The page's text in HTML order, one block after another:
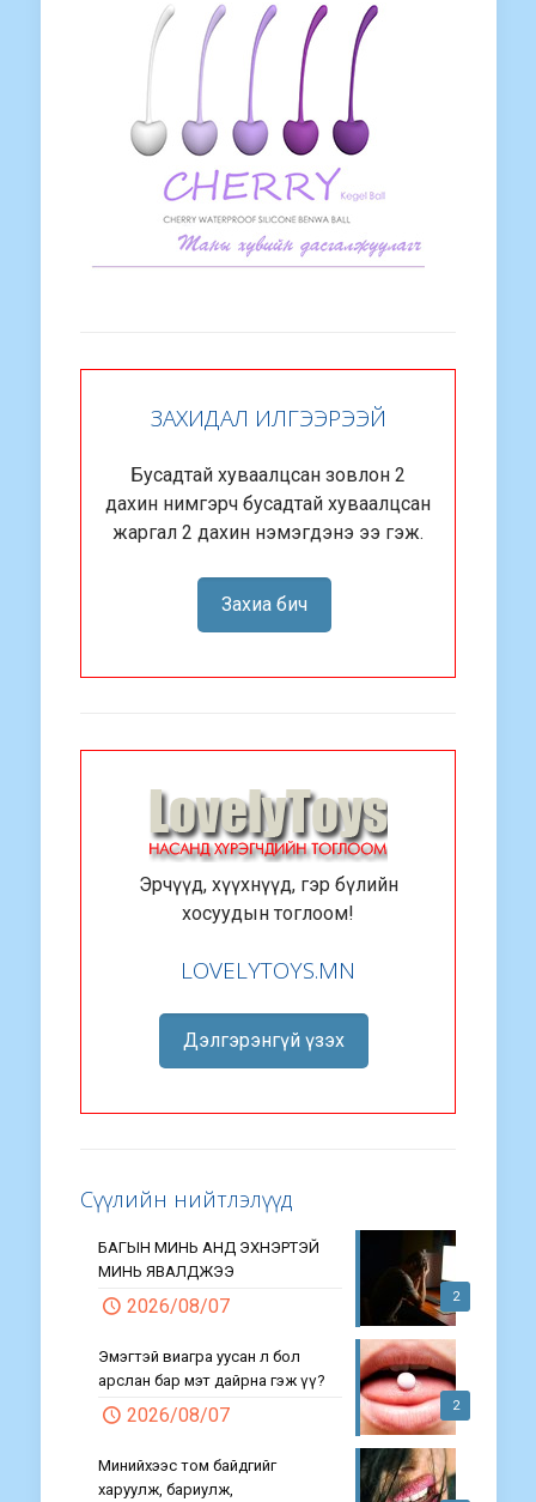
ЗАХИДАЛ ИЛГЭЭРЭЭЙ
Бусадтай хуваалцсан зовлон 2
дахин нимгэрч бусадтай хуваалцсан
жаргал 2 дахин нэмэгдэнэ ээ гэж.
Захиа бич
Эрчүүд, хүүхнүүд, гэр бүлийн
хосуудын тоглоом!
LOVELYTOYS.MN
Дэлгэрэнгүй үзэх
Сүүлийн нийтлэлүүд
2
БАГЫН МИНЬ АНД ЭХНЭРТЭЙ
МИНЬ ЯВАЛДЖЭЭ
2026/08/07
2
Эмэгтэй виагра уусан л бол
арслан бар мэт дайрна гэж үү?
2026/08/07
Минийхээс том байдгийг
харуулж, бариулж,